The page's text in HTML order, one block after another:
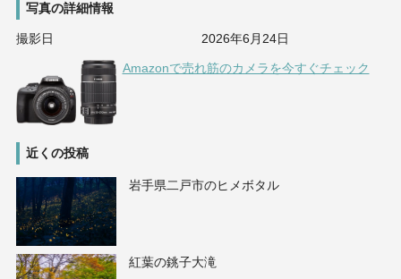
写真の詳細情報
撮影日 2026年6月24日
Amazonで売れ筋のカメラを今すぐチェック
近くの投稿
岩手県二戸市のヒメボタル
紅葉の銚子大滝